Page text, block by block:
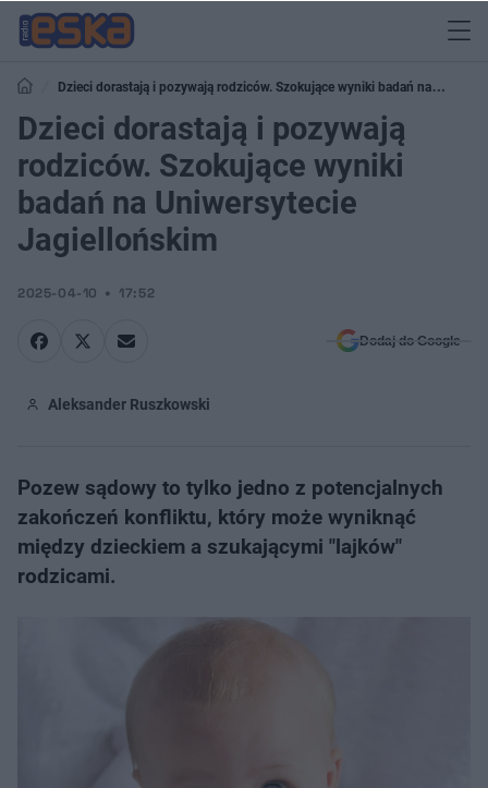
Dzieci dorastają i pozywają rodziców. Szokujące wyniki badań na
Uniwersytecie Jagiellońskim
Dzieci dorastają i pozywają
rodziców. Szokujące wyniki
badań na Uniwersytecie
Jagiellońskim
2025-04-10 17:52
Dodaj do Google
Aleksander Ruszkowski
Pozew sądowy to tylko jedno z potencjalnych
zakończeń konfliktu, który może wyniknąć
między dzieckiem a szukającymi "lajków"
rodzicami.